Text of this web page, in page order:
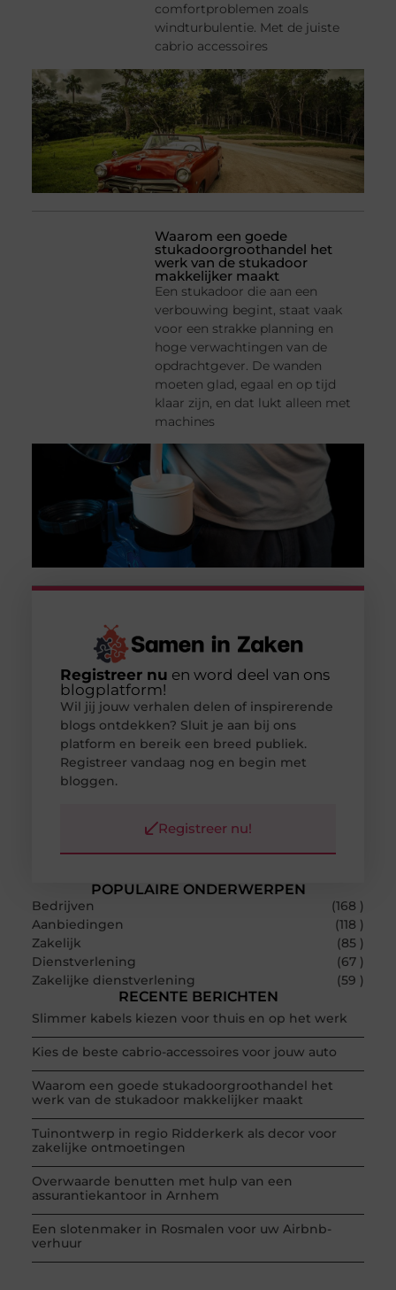
comfortproblemen zoals
windturbulentie. Met de juiste
cabrio accessoires
Waarom een goede
stukadoorgroothandel het
werk van de stukadoor
makkelijker maakt
Een stukadoor die aan een
verbouwing begint, staat vaak
voor een strakke planning en
hoge verwachtingen van de
opdrachtgever. De wanden
moeten glad, egaal en op tijd
klaar zijn, en dat lukt alleen met
machines
POPULAIRE ONDERWERPEN
Bedrijven
(168 )
Aanbiedingen
(118 )
Zakelijk
(85 )
Dienstverlening
(67 )
Zakelijke dienstverlening
(59 )
RECENTE BERICHTEN
Slimmer kabels kiezen voor thuis en op het werk
Kies de beste cabrio-accessoires voor jouw auto
Waarom een goede stukadoorgroothandel het
werk van de stukadoor makkelijker maakt
Tuinontwerp in regio Ridderkerk als decor voor
zakelijke ontmoetingen
Overwaarde benutten met hulp van een
assurantiekantoor in Arnhem
Een slotenmaker in Rosmalen voor uw Airbnb-
verhuur
Registreer nu en word deel van ons
blogplatform!
Wil jij jouw verhalen delen of inspirerende
blogs ontdekken? Sluit je aan bij ons
platform en bereik een breed publiek.
Registreer vandaag nog en begin met
bloggen.
Registreer nu!